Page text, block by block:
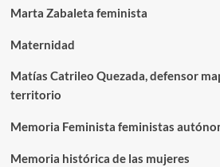
Marta Zabaleta feminista
Maternidad
Matías Catrileo Quezada, defensor
territorio
Memoria Feminista feministas
Memoria histórica de las mujeres